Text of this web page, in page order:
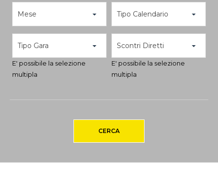
Mese Tipo Calendario
Tipo Gara
E' possibile la selezione
multipla
Scontri Diretti
E' possibile la selezione
multipla
CERCA